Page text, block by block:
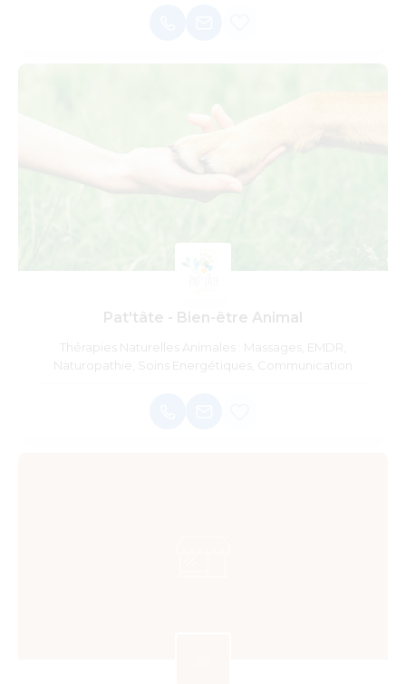
Pat'tâte - Bien-être Animal
Thérapies Naturelles Animales : Massages, EMDR,
Naturopathie, Soins Energétiques, Communication